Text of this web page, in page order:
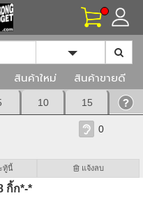
Toggle
สินค้าใหม่ สินค้าขายดี
10 15
0
ทู้นี้ แจ้งลบ
กิ้ก*-*